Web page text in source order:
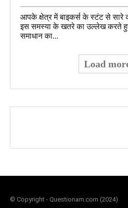
आपके क्षेत्र में बाइकर्स के स्टंट से सारे
इस समस्या के खतरे का उल्लेख करते
समाधान का...
Load
© Copyright - Questionam.com (2024)